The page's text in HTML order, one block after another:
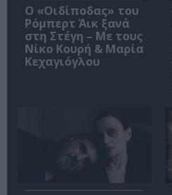
O «Οιδίποδας» του
Ρόμπερτ Άικ ξανά
στη Στέγη – Με τους
Νίκο Κουρή & Μαρία
Κεχαγιόγλου